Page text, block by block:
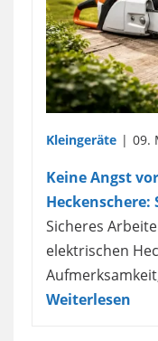
Kleingeräte 09.
Keine Angst
Sicheres
elektrischen
Weiterlesen